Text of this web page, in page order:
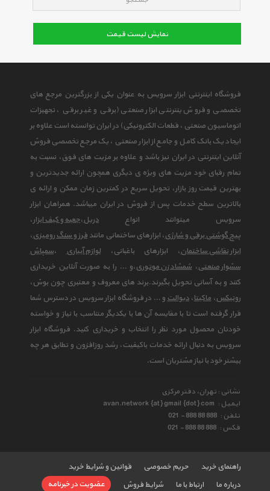
نمایش لیست قیمت
فروشگاه اینترنتی ابزار سرویس به عنوان یکی از بزرگترین مرجع های
تخصصی و فروش ینترنتی ابزار صنعتی (برقی و غیر برقی ، تجهیزات
اتوماسیون صنعتی ، قطعات الکترونیکی) در ایران توانسته است علاوه بر
ایجاد یک بانک کامل و جامع از ابزار صنعتی ، یک مرجع تخصصی فروش
آنلاین اینترنتی در ایران نیز باشد و علاوه بر مزیت های فوق، نسبت به
تمام رقبای خود مزیت های ویژه ی دیگری همچون ارائه جدیدترین و
بهترین قیمت روز بازار، تحویل سریع در کمترین زمان ممکن و ارائه ی
بالاترین سطح خدمات پس از فروش در ایران میباشد. همراهان ابزار
سرویس میتوانند انواع دریل،جعبه و کیف ابزار،
پیچ گوشتی برقی و شارژی، ابزارهای ساختمانی مانند فرز و سنگ رومیزی،
ابزار نقاشی ساختمان، ابزارهای باغبانی،لوازم آبیاری ،سمپاش
سشوار صنعتی،شمشاد زن موتوری،و ... را به صورت آنلاین خریداری
کنند و به آسانی تحویل بگیرند.برند های معروف و معتبری چون بوش،
رونیکس،ماکیتا،دیوالتو ... در فروشگاه ابزار سرویس در دسترس شما
قرار گرفته است تا با مقایسه آن ها با یکدیگر متناسب با نیاز و خواسته
خودتان محصول مورد نظر را انتخاب و خریداری کنید. فروشگاه ابزار
سرویس به دنبال ارائه خدمات باکیفیت، رشد روزافزون و تطابق هر چه
بیشتر خود با نیاز مشتریان است.
نشانی : تهران، دفتر مرکزی
ایمیل : avan.network {at} gmail {dot} com
تلفن : 021 - 888 88 888
فکس : 021 - 888 88 888
راهنمای خرید حریم خصوصی
قوانین و شرایط خرید
درباره ما
ارتباط با ما شرایط فروش عضویت در خبرنامه